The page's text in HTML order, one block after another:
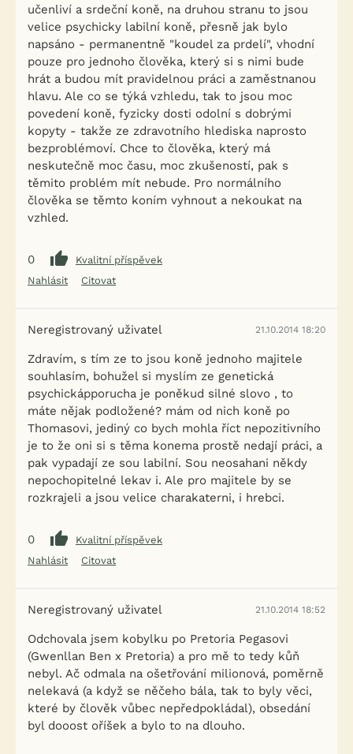
učenliví a srdeční koně, na druhou stranu to jsou
velice psychicky labilní koně, přesně jak bylo
napsáno - permanentně "koudel za prdelí", vhodní
pouze pro jednoho člověka, který si s nimi bude
hrát a budou mít pravidelnou práci a zaměstnanou
hlavu. Ale co se týká vzhledu, tak to jsou moc
povedení koně, fyzicky dosti odolní s dobrými
kopyty - takže ze zdravotního hlediska naprosto
bezproblémoví. Chce to člověka, který má
neskutečně moc času, moc zkušeností, pak s
těmito problém mít nebude. Pro normálního
člověka se těmto koním vyhnout a nekoukat na
vzhled.
0
Kvalitní příspěvek
Nahlásit
Citovat
Neregistrovaný uživatel 21.10.2014 18:20
Zdravím, s tím ze to jsou koně jednoho majitele
souhlasím, bohužel si myslím ze genetická
psychickápporucha je poněkud silné slovo , to
máte nějak podložené? mám od nich koně po
Thomasovi, jediný co bych mohla říct nepozitivního
je to že oni si s těma konema prostě nedají práci, a
pak vypadají ze sou labilní. Sou neosahani někdy
nepochopitelné lekav i. Ale pro majitele by se
rozkrajeli a jsou velice charakaterni, i hrebci.
0
Kvalitní příspěvek
Nahlásit
Citovat
Neregistrovaný uživatel 21.10.2014 18:52
Odchovala jsem kobylku po Pretoria Pegasovi
(Gwenllan Ben x Pretoria) a pro mě to tedy kůň
nebyl. Ač odmala na ošetřování milionová, poměrně
nelekavá (a když se něčeho bála, tak to byly věci,
které by člověk vůbec nepředpokládal), obsedání
byl dooost oříšek a bylo to na dlouho.